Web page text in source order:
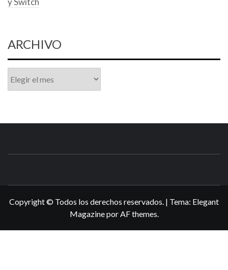
ARCHIVO
Copyright © Todos los derechos reservados. | Tema: Elegant
MagazineporAF themes.